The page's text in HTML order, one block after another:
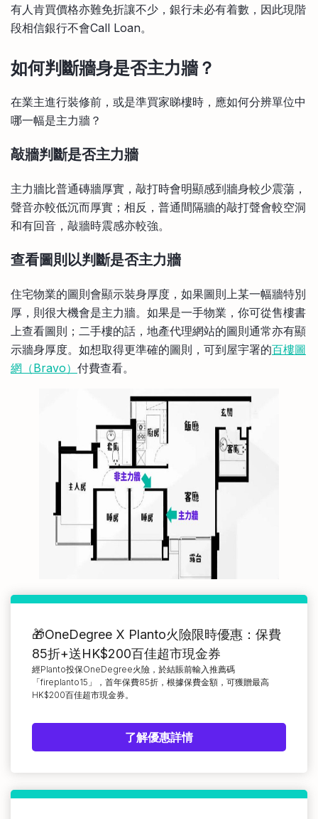
有人肯買價格亦難免折讓不少，銀行未必有着數，因此現階
段相信銀行不會Call Loan。
如何判斷牆身是否主力牆？
在業主進行裝修前，或是準買家睇樓時，應如何分辨單位中
哪一幅是主力牆？
敲牆判斷是否主力牆
主力牆比普通磚牆厚實，敲打時會明顯感到牆身較少震蕩，
聲音亦較低沉而厚實；相反，普通間隔牆的敲打聲會較空洞
和有回音，敲牆時震感亦較強。
查看圖則以判斷是否主力牆
住宅物業的圖則會顯示裝身厚度，如果圖則上某一幅牆特別
厚，則很大機會是主力牆。如果是一手物業，你可從售樓書
上查看圖則；二手樓的話，地產代理網站的圖則通常亦有顯
示牆身厚度。如想取得更準確的圖則，可到屋宇署的百樓圖
網（Bravo） 付費查看。
🎁OneDegree X Planto火險限時優惠：保費
85折+送HK$200百佳超市現金券
經Planto投保OneDegree火險，於結賬前輸入推薦碼
「fireplanto15」，首年保費85折，根據保費金額，可獲贈最高
HK$200百佳超市現金券。
了解優惠詳情